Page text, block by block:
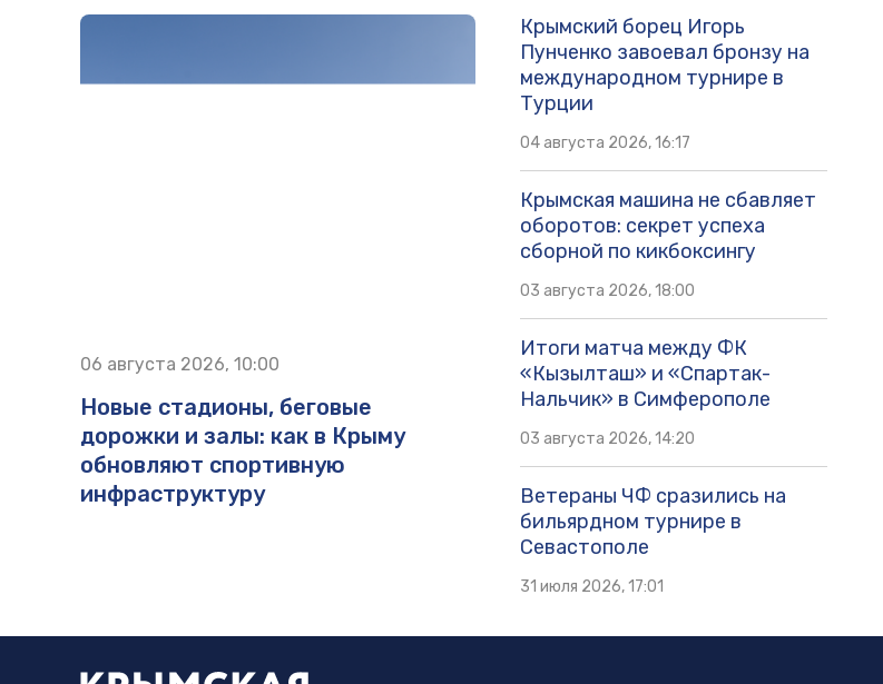
06 августа 2026, 10:00
Новые стадионы, беговые
дорожки и залы: как в Крыму
обновляют спортивную
инфраструктуру
Крымский борец Игорь
Пунченко завоевал бронзу на
международном турнире в
Турции
04 августа 2026, 16:17
Крымская машина не сбавляет
оборотов: секрет успеха
сборной по кикбоксингу
03 августа 2026, 18:00
Итоги матча между ФК
«Кызылташ» и «Спартак-
Нальчик» в Симферополе
03 августа 2026, 14:20
Ветераны ЧФ сразились на
бильярдном турнире в
Севастополе
31 июля 2026, 17:01